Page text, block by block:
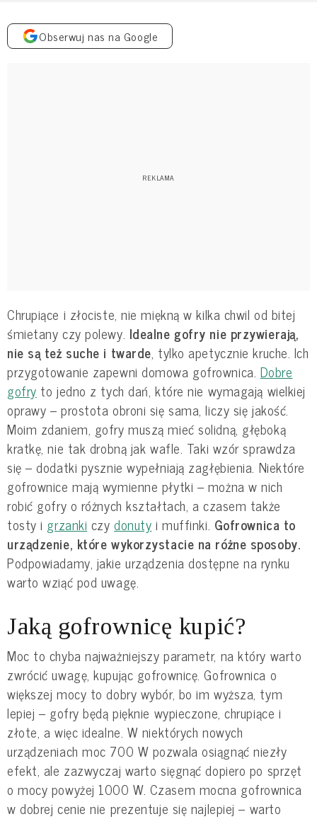
Obserwuj nas na Google
Chrupiące i złociste, nie miękną w kilka chwil od bitej
śmietany czy polewy. Idealne gofry nie przywierają,
nie są też suche i twarde, tylko apetycznie kruche. Ich
przygotowanie zapewni domowa gofrownica. Dobre
gofry to jedno z tych dań, które nie wymagają wielkiej
oprawy – prostota obroni się sama, liczy się jakość.
Moim zdaniem, gofry muszą mieć solidną, głęboką
kratkę, nie tak drobną jak wafle. Taki wzór sprawdza
się – dodatki pysznie wypełniają zagłębienia. Niektóre
gofrownice mają wymienne płytki – można w nich
robić gofry o różnych kształtach, a czasem także
tosty i grzanki czydonuty i muffinki. Gofrownica to
urządzenie, które wykorzystacie na różne sposoby.
Podpowiadamy, jakie urządzenia dostępne na rynku
warto wziąć pod uwagę.
Jaką gofrownicę kupić?
Moc to chyba najważniejszy parametr, na który warto
zwrócić uwagę, kupując gofrownicę. Gofrownica o
większej mocy to dobry wybór, bo im wyższa, tym
lepiej – gofry będą pięknie wypieczone, chrupiące i
złote, a więc idealne. W niektórych nowych
urządzeniach moc 700 W pozwala osiągnąć niezły
efekt, ale zazwyczaj warto sięgnąć dopiero po sprzęt
o mocy powyżej 1000 W. Czasem mocna gofrownica
w dobrej cenie nie prezentuje się najlepiej – warto